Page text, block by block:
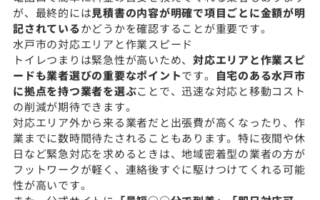
が、最終的には見積書の内容が明確で項目ごとに金額が明
記されているかどうかを確認することが重要です。
水戸市の対応エリアと作業スピード
トイレつまりは緊急性が高いため、 対応エリアと作業スピ
ードも業者選びの重要なポイントです。 自宅のある水戸市
に拠点を持つ業者を選ぶことで、迅速な対応と移動コスト
の削減が期待できます。
対応エリア外から来る業者だと出張費が高くなったり、作
業までに数時間待たされることもあります。特に夜間や休
日など緊急対応を求めるときは、地域密着型の業者の方が
フットワークが軽く、連絡後すぐに駆けつけてくれる可能
性が高いです。